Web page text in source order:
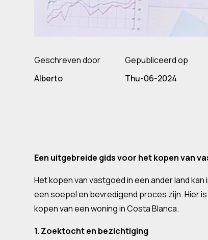
Geschreven door
Alberto
Gepubliceerd op
Thu-06-2024
Een uitgebreide gids voor het kopen van
Het kopen van vastgoed in een ander land
een soepel en bevredigend proces zijn. Hier
kopen van een woning in Costa Blanca.
1. Zoektocht en bezichtiging